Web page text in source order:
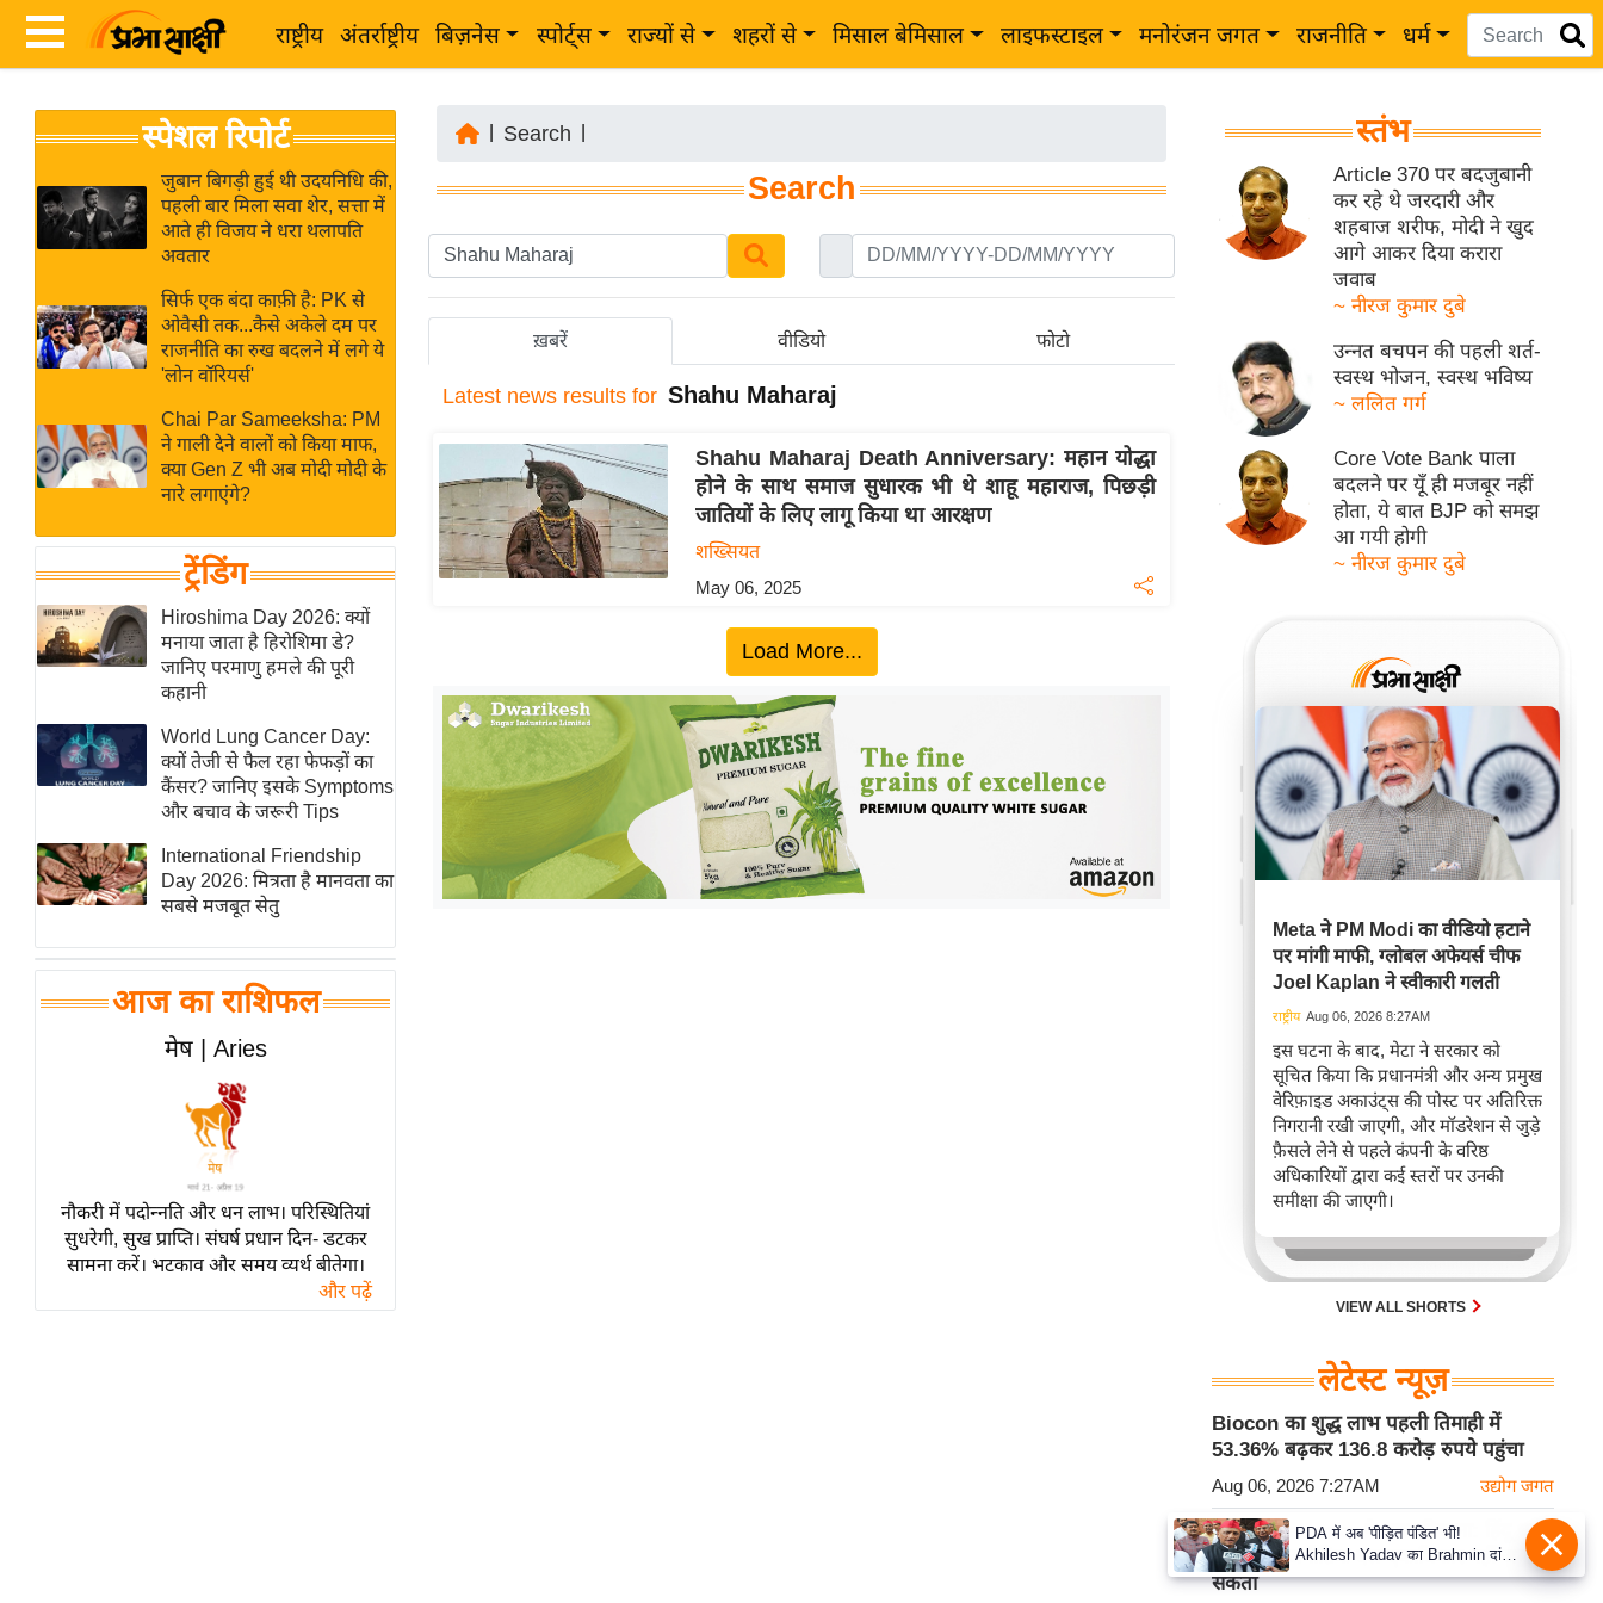
राष्ट्रीय अंतर्राष्ट्रीय बिज़नेस स्पोर्ट्स राज्यों से शहरों से मिसाल बेमिसाल लाइफस्टाइल मनोरंजन जगत राजनीति धर्म
News
Hindi
News
Live
News in
Hindi
Hindi
News
Hindi
ख
ब
अंतर्राष्ट्रीय
बिज़नेस
जगत
विशेषज्ञ
बजट
खेल
क्रिकेट
IPL
ई-पेपर
मिसाल बेमिसाल
यंग इंडिया
साहित्य जगत
न्यूज ब्रीफ
मनोरंजन जगत
बॉलीवुड
फिल्म समीक्षा
लाइफस्टाइल
टेक्नॉलॉजी
स्पेशल रिपोर्ट
जुबान बिगड़ी हुई थी उदयनिधि की,
पहली बार मिला सवा शेर, सत्ता में
आते ही विजय ने धरा थलापति
अवतार
सिर्फ एक बंदा काफ़ी है: PK से
ओवैसी तक...कैसे अकेले दम पर
राजनीति का रुख बदलने में लगे ये
'लोन वॉरियर्स'
Chai Par Sameeksha: PM
ने गाली देने वालों को किया माफ,
क्या Gen Z भी अब मोदी मोदी के
नारे लगाएंगे?
ट्रेंडिंग
Hiroshima Day 2026: क्यों
मनाया जाता है हिरोशिमा डे?
जानिए परमाणु हमले की पूरी
कहानी
World Lung Cancer Day:
क्यों तेजी से फैल रहा फेफड़ों का
कैंसर? जानिए इसके Symptoms
और बचाव के जरूरी Tips
International Friendship
Day 2026: मित्रता है मानवता का
सबसे मजबूत सेतु
आज का राशिफल
मेष | Aries
नौकरी में पदोन्नति और धन लाभ। परिस्थितियां
सुधरेगी, सुख प्राप्ति। संघर्ष प्रधान दिन- डटकर
सामना करें। भटकाव और समय व्यर्थ बीतेगा।
और पढ़ें
Search
Search
ख़बरें वीडियो फोटो
Latest news results for Shahu Maharaj
Shahu Maharaj Death Anniversary: महान योद्धा
होने के साथ समाज सुधारक भी थे शाहू महाराज, पिछड़ी
जातियों के लिए लागू किया था आरक्षण
शख्सियत
May 06, 2025
Load More...
स्तंभ
Article 370 पर बदजुबानी
कर रहे थे जरदारी और
शहबाज शरीफ, मोदी ने खुद
आगे आकर दिया करारा
जवाब
~ नीरज कुमार दुबे
उन्नत बचपन की पहली शर्त-
स्वस्थ भोजन, स्वस्थ भविष्य
~ ललित गर्ग
Core Vote Bank पाला
बदलने पर यूँ ही मजबूर नहीं
होता, ये बात BJP को समझ
आ गयी होगी
~ नीरज कुमार दुबे
Meta ने PM Modi का वीडियो हटाने
पर मांगी माफी, ग्लोबल अफेयर्स चीफ
Joel Kaplan ने स्वीकारी गलती
राष्ट्रीय Aug 06, 2026 8:27AM
इस घटना के बाद, मेटा ने सरकार को
सूचित किया कि प्रधानमंत्री और अन्य प्रमुख
वेरिफ़ाइड अकाउंट्स की पोस्ट पर अतिरिक्त
निगरानी रखी जाएगी, और मॉडरेशन से जुड़े
फ़ैसले लेने से पहले कंपनी के वरिष्ठ
अधिकारियों द्वारा कई स्तरों पर उनकी
समीक्षा की जाएगी।
VIEW ALL SHORTS
लेटेस्ट न्यूज़
Biocon का शुद्ध लाभ पहली तिमाही में
53.36% बढ़कर 136.8 करोड़ रुपये पहुंचा
Aug 06, 2026 7:27AM उद्योग जगत
DK Shivakumar ने साधा निशाना: हिंदू धर्म
पर कोई राजनीतिक दल एकाधिकार नहीं जमा
सकता
PDA में अब 'पीड़ित पंडित' भी!
Akhilesh Yadav का Brahmin दांव,
बोले- Krishna-Sudama की दोस्ती